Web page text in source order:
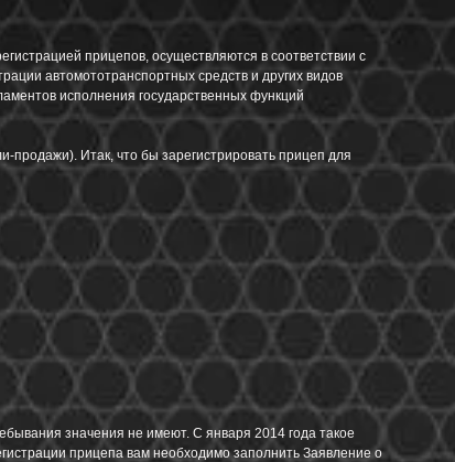
прицепов, осуществляются в соответствии с
автомототранспортных средств и других видов
исполнения государственных функций
продажи). Итак, что бы зарегистрировать прицеп для
значения не имеют. С января 2014 года такое
прицепа вам необходимо заполнить Заявление о